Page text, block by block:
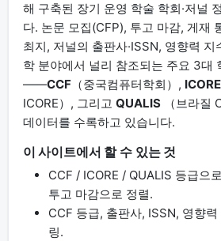
해 구축된 장기 운영 학술 학회·저널
다. 논문 모집(CFP), 투고 마감, 게재
최지, 저널의 출판사·ISSN, 영향력
학 분야에서 널리 참조되는 주요 3대
——CCF（중국컴퓨터학회）, ICORE
ICORE）, 그리고 QUALIS（브라질
데이터를 수록하고 있습니다.
이 사이트에서 할 수 있는 것
CCF / ICORE / QUALIS 등급으
투고 마감으로 정렬.
CCF 등급, 출판사, ISSN, 영향
링.